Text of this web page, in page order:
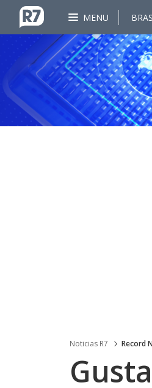
MENU
Noticias R7 Record